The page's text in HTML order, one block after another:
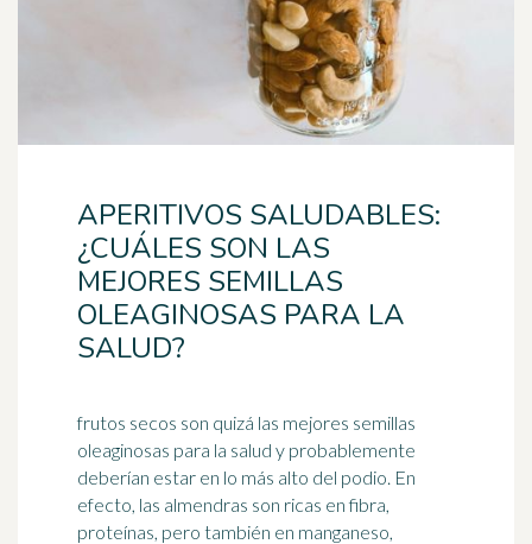
APERITIVOS SALUDABLES:
¿CUÁLES SON LAS
MEJORES SEMILLAS
OLEAGINOSAS PARA LA
SALUD?
frutos secos son quizá las mejores semillas
oleaginosas para la salud y probablemente
deberían estar en lo más alto del podio. En
efecto, las almendras son ricas enfibra,
proteínas, pero también en manganeso,